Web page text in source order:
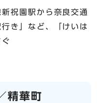
祝園駅から奈良交通
き」など、「けいは
精華町